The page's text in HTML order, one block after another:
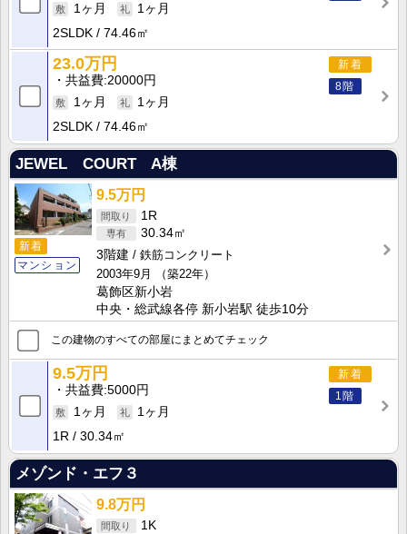
1ヶ月
1ヶ月
2SLDK
74.46㎡
新着
8階
23.0万円
共益費 20000円
1ヶ月
1ヶ月
2SLDK
74.46㎡
JEWEL COURT A棟
新着
マンション
9.5万円
1R
30.34㎡
3階建
鉄筋コンクリート
2003年9月
（築22年）
葛飾区新小岩
中央・総武線各停 新小岩駅 徒歩10分
この建物のすべての部屋にまとめてチェック
新着
1階
9.5万円
共益費 5000円
1ヶ月
1ヶ月
1R
30.34㎡
メゾンド・エフ３
9.8万円
1K